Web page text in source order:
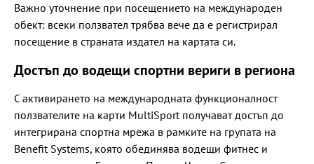
Важно уточнение при посещението на международен
обект: всеки ползвател трябва вече да е регистрирал
посещение в страната издател на картата си.
Достъп до водещи спортни вериги в региона
С активирането на международната функционалност
ползвателите на карти MultiSport получават достъп до
интегрирана спортна мрежа в рамките на групата на
Benefit Systems, която обединява водещи фитнес и